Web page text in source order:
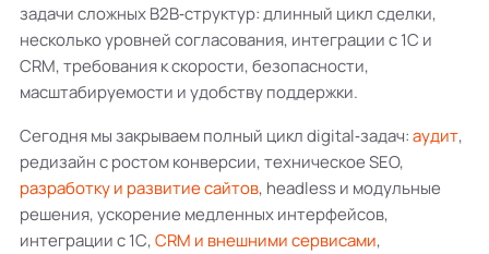
задачи сложных B2B‑структур: длинный цикл сделки,
несколько уровней согласования, интеграции с 1С и
CRM, требования к скорости, безопасности,
масштабируемости и удобству поддержки.
Сегодня мы закрываем полный цикл digital‑задач:аудит,
редизайн с ростом конверсии, техническое SEO,
разработку и развитие сайтов, headless и модульные
решения, ускорение медленных интерфейсов,
интеграции с 1С,CRM и внешними сервисами,